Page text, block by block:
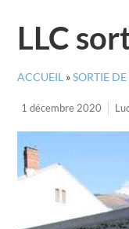
LLC
ACCUEIL »SORTIE
1 décembre 2020